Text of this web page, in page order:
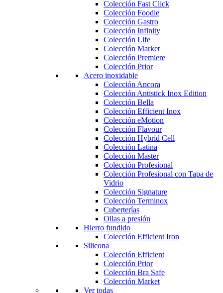
Colección Fast Click
Colección Foodie
Colección Gastro
Colección Infinity
Colección Life
Colección Market
Colección Premiere
Colección Prior
Acero inoxidable
Colección Ancora
Colección Antistick Inox Edition
Colección Bella
Colección Efficient Inox
Colección eMotion
Colección Flavour
Colección Hybrid Cell
Colección Latina
Colección Master
Colección Profesional
Colección Profesional con Tapa de
Vidrio
Colección Signature
Colección Terminox
Cuberterías
Ollas a presión
Hierro fundido
Colección Efficient Iron
Silicona
Colección Efficient
Colección Prior
Colección Bra Safe
Colección Market
Ver todas